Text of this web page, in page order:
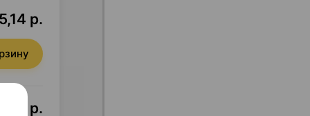
р.
р.